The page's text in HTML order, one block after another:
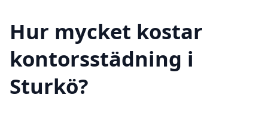
Hur mycket kostar
kontorsstädning i
Sturkö?